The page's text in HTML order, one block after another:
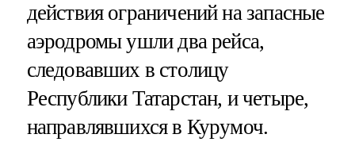
действия ограничений на запасные
аэродромы ушли два рейса,
следовавших в столицу
Республики Татарстан, и четыре,
направлявшихся в Курумоч.